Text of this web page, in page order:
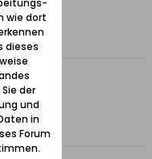
wie dort
dieses
der
und
in
Forum